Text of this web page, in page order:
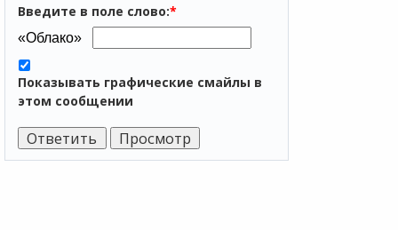
Введите в поле слово:*
Показывать графические смайлы в
этом сообщении